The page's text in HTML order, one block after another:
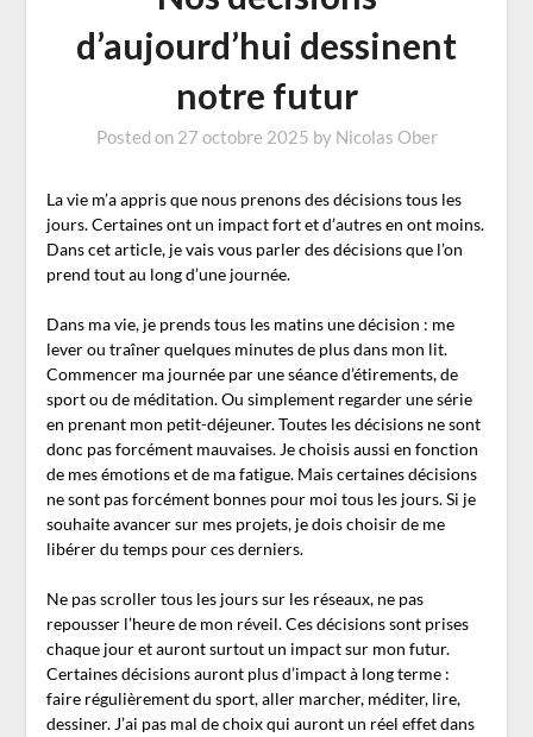
d’aujourd’hui dessinent
notre futur
Posted on 27 octobre 2025 by Nicolas Ober
La vie m’a appris que nous prenons des décisions tous les
jours. Certaines ont un impact fort et d’autres en ont moins.
Dans cet article, je vais vous parler des décisions que l’on
prend tout au long d’une journée.
Dans ma vie, je prends tous les matins une décision : me
lever ou traîner quelques minutes de plus dans mon lit.
Commencer ma journée par une séance d’étirements, de
sport ou de méditation. Ou simplement regarder une série
en prenant mon petit-déjeuner. Toutes les décisions ne sont
donc pas forcément mauvaises. Je choisis aussi en fonction
de mes émotions et de ma fatigue. Mais certaines décisions
ne sont pas forcément bonnes pour moi tous les jours. Si je
souhaite avancer sur mes projets, je dois choisir de me
libérer du temps pour ces derniers.
Ne pas scroller tous les jours sur les réseaux, ne pas
repousser l’heure de mon réveil. Ces décisions sont prises
chaque jour et auront surtout un impact sur mon futur.
Certaines décisions auront plus d’impact à long terme :
faire régulièrement du sport, aller marcher, méditer, lire,
dessiner. J’ai pas mal de choix qui auront un réel effet dans